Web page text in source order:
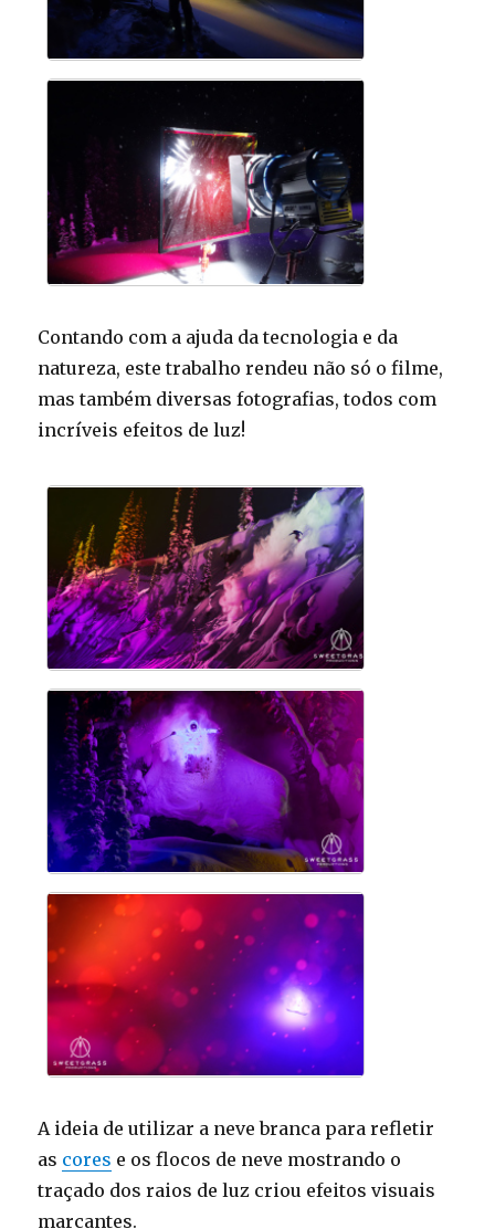
Contando com a ajuda da tecnologia e da
natureza, este trabalho rendeu não só o filme,
mas também diversas fotografias, todos com
incríveis efeitos de luz!
A ideia de utilizar a neve branca para refletir
as cores e os flocos de neve mostrando o
traçado dos raios de luz criou efeitos visuais
marcantes.